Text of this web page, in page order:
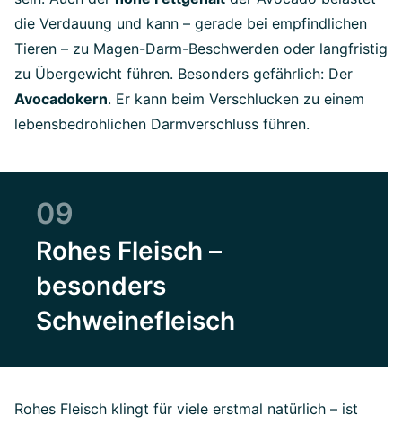
die Verdauung und kann – gerade bei empfindlichen
Tieren – zu Magen-Darm-Beschwerden oder langfristig
zu Übergewicht führen. Besonders gefährlich: Der
Avocadokern. Er kann beim Verschlucken zu einem
lebensbedrohlichen Darmverschluss führen.
09
Rohes Fleisch –
besonders
Schweinefleisch
Rohes Fleisch klingt für viele erstmal natürlich – ist